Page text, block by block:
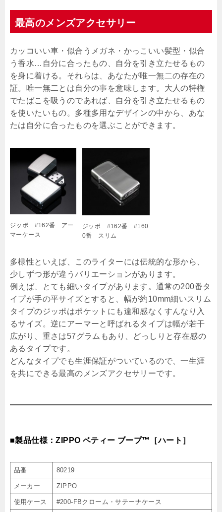
最高のメンズアクセサリー
カッコいい車・似合うメガネ・かっこいい髪型・似合
う香水…自分に合ったもの、自分を引き立たせるもの
を身に着ける。それらは、あなたが唯一無二の存在の
証。唯一無二とは自分の事を意味します。大人の特権
でたばこを吸うのであれば、自分を引き立たせるもの
を使いたいもの。多種多用なデザインの中から、あな
たは自分に合ったものを選ぶことができます。
ジッポ #162番 アー
マーケース
ジッポ #162番 #160
0番 スリム
多様性といえば、このライターには伝統的な形から、
少しずつ形が違うバリエーションがあります。
例えば、とても細いタイプがあります。通常の200番タ
イプが手の平サイズとすると、幅が約10mm細いスリム
タイプのジッポはポケットにも違和感なくすんなり入
るサイズ。逆にアーマーと呼ばれるタイプは幅が若干
広がり、重さは57グラムもあり、どっしりと存在感の
あるタイプです。
どんなタイプでも生涯保証がついているので、一生涯
を共にできる最高のメンズアクセサリーです。
■製品仕様：ZIPPO ベティー ブープ™［ハート］
品番 80219
メーカー ZIPPO
使用ケース #200-FBクローム・サテーナケース